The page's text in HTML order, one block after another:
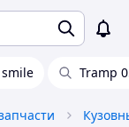
Tramp